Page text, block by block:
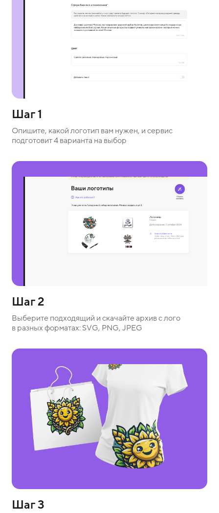
Шаг 1
Опишите, какой логотип вам нужен, и сервис
подготовит 4 варианта на выбор
Шаг 2
Выберите подходящий и скачайте архив с лого
в разных форматах: SVG, PNG, JPEG
Шаг 3